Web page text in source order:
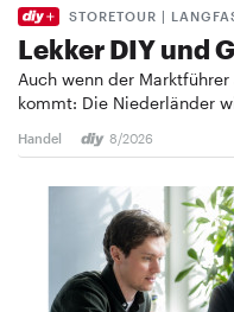
STORETOUR |
Lekker DIY und
Auch wenn der
kommt: Die Niederländer
Handel 8/2026